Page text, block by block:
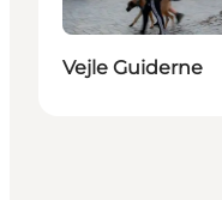
Vejle Guiderne